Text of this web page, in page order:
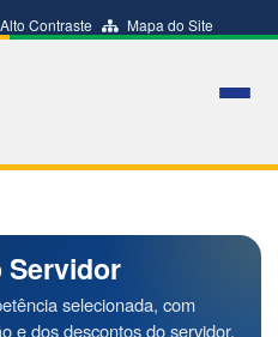
Alto Contraste Mapa do Site
Servidor
selecionada, com
e dos descontos do servidor.